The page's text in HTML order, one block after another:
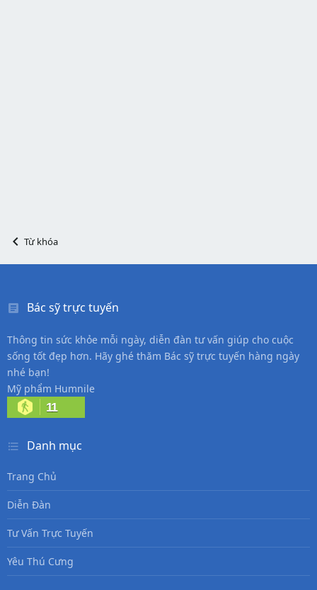
Từ khóa
Bác sỹ trực tuyến
Thông tin sức khỏe mỗi ngày, diễn đàn tư vấn giúp cho cuộc
sống tốt đẹp hơn. Hãy ghé thăm Bác sỹ trực tuyến hàng ngày
nhé bạn!
Mỹ phẩm Humnile
11
Danh mục
Trang Chủ
Diễn Đàn
Tư Vấn Trực Tuyến
Yêu Thú Cưng